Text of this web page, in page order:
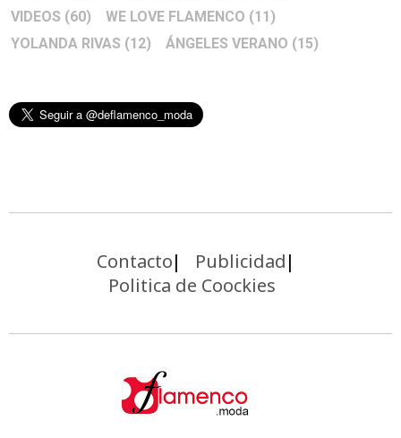
VIDEOS (60) WE LOVE FLAMENCO (11)
YOLANDA RIVAS (12) ÁNGELES VERANO (15)
Contacto
Publicidad
Politica de Coockies